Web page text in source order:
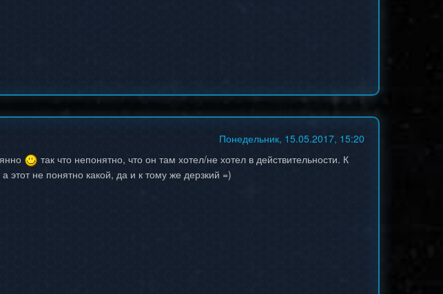
Понедельник, 15.05.2017, 15:20
так что непонятно, что он там хотел/не хотел в действительности. К
не понятно какой, да и к тому же дерзкий =)